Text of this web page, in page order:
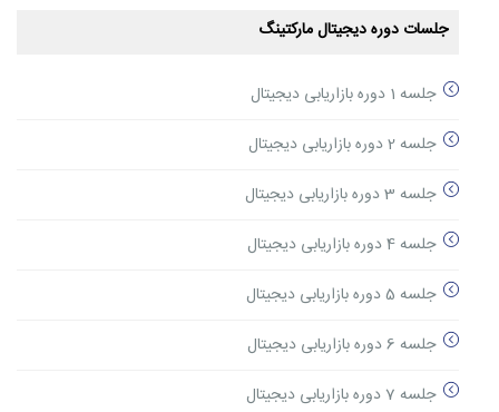
جلسات دوره دیجیتال مارکتینگ
جلسه 1 دوره بازاریابی دیجیتال
جلسه 2 دوره بازاریابی دیجیتال
جلسه 3 دوره بازاریابی دیجیتال
جلسه 4 دوره بازاریابی دیجیتال
جلسه 5 دوره بازاریابی دیجیتال
جلسه 6 دوره بازاریابی دیجیتال
جلسه 7 دوره بازاریابی دیجیتال